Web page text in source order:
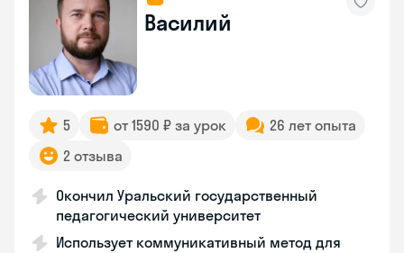
Василий
5 от 1590 ₽ за урок
26 лет опыта
2 отзыва
Окончил Уральский государственный
педагогический университет
Использует коммуникативный метод для